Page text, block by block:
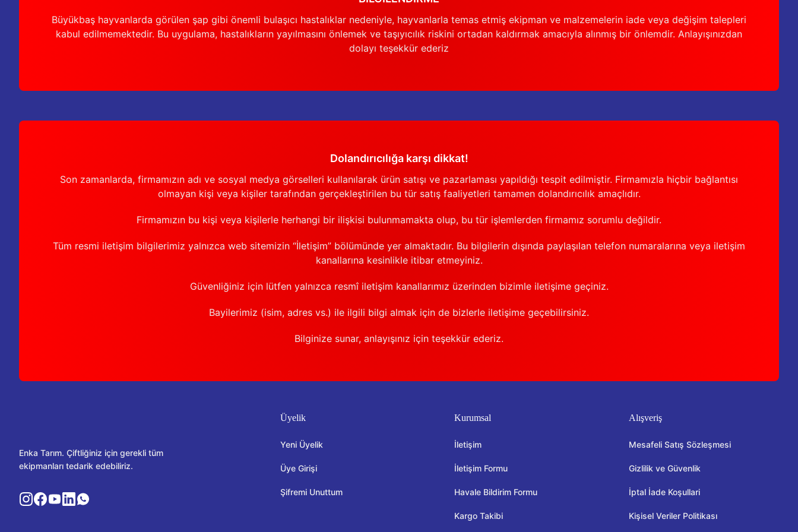
Büyükbaş hayvanlarda görülen şap gibi önemli bulaşıcı hastalıklar nedeniyle, hayvanlarla temas etmiş ekipman ve malzemelerin iade veya değişim talepleri
kabul edilmemektedir. Bu uygulama, hastalıkların yayılmasını önlemek ve taşıyıcılık riskini ortadan kaldırmak amacıyla alınmış bir önlemdir. Anlayışınızdan
dolayı teşekkür ederiz
Dolandırıcılığa karşı dikkat!
Son zamanlarda, firmamızın adı ve sosyal medya görselleri kullanılarak ürün satışı ve pazarlaması yapıldığı tespit edilmiştir. Firmamızla hiçbir bağlantısı
olmayan kişi veya kişiler tarafından gerçekleştirilen bu tür satış faaliyetleri tamamen dolandırıcılık amaçlıdır.
Firmamızın bu kişi veya kişilerle herhangi bir ilişkisi bulunmamakta olup, bu tür işlemlerden firmamız sorumlu değildir.
Tüm resmi iletişim bilgilerimiz yalnızca web sitemizin “İletişim” bölümünde yer almaktadır. Bu bilgilerin dışında paylaşılan telefon numaralarına veya iletişim
kanallarına kesinlikle itibar etmeyiniz.
Güvenliğiniz için lütfen yalnızca resmî iletişim kanallarımız üzerinden bizimle iletişime geçiniz.
Bayilerimiz (isim, adres vs.) ile ilgili bilgi almak için de bizlerle iletişime geçebilirsiniz.
Bilginize sunar, anlayışınız için teşekkür ederiz.
Enka Tarım. Çiftliğiniz için gerekli tüm
ekipmanları tedarik edebiliriz.
Üyelik
Yeni Üyelik
Üye Girişi
Şifremi Unuttum
Kurumsal
İletişim
İletişim Formu
Havale Bildirim Formu
Kargo Takibi
Alışveriş
Mesafeli Satış Sözleşmesi
Gizlilik ve Güvenlik
İptal İade Koşullari
Kişisel Veriler Politikası